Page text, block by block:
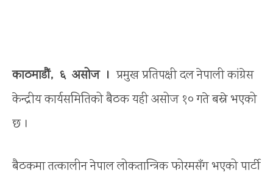
काठमाडौं, ६ असोज । प्रमुख प्रतिपक्षी दल नेपाली कांग्रेस
केन्द्रीय कार्यसमितिको बैठक यही असोज १० गते बस्ने भएको
छ ।
बैठकमा तत्कालीन नेपाल लोकतान्त्रिक फोरमसँग भएको पार्टी